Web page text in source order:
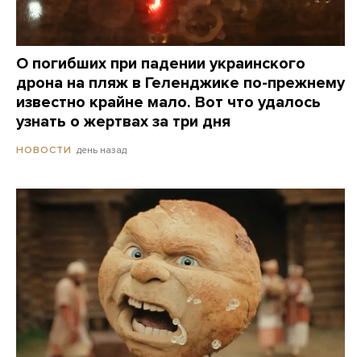
О погибших при падении украинского
дрона на пляж в Геленджике по-прежнему
известно крайне мало. Вот что удалось
узнать о жертвах за три дня
НОВОСТИ день назад